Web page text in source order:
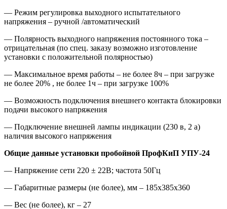
— Режим регулировка выходного испытательного
напряжения – ручной /автоматический
— Полярность выходного напряжения постоянного тока –
отрицательная (по спец. заказу возможно изготовление
установки с положительной полярностью)
— Максимальное время работы – не более 8ч – при загрузке
не более 20% , не более 1ч – при загрузке 100%
— Возможность подключения внешнего контакта блокировки
подачи высокого напряжения
— Подключение внешней лампы индикации (230 в, 2 а)
наличия высокого напряжения
Общие данные установки пробойной ПрофКиП УПУ-24
— Напряжение сети 220 ± 22В; частота 50Гц
— Габаритные размеры (не более), мм – 185х385х360
— Вес (не более), кг – 27